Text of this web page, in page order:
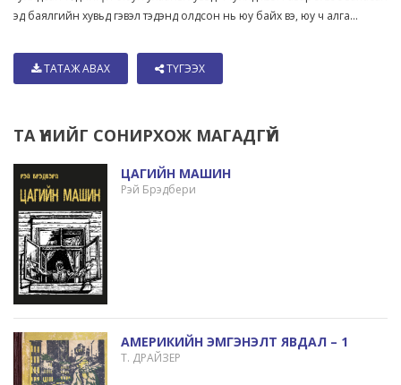
эд баялгийн хувьд гэвэл тэдэнд олдсон нь юу байх вэ, юу ч алга...
ТАТАЖ АВАХ ТҮГЭЭХ
ТА ҮҮНИЙГ СОНИРХОЖ МАГАДГҮЙ
ЦАГИЙН МАШИН
Рэй Брэдбери
АМЕРИКИЙН ЭМГЭНЭЛТ ЯВДАЛ – 1
Т. ДРАЙЗЕР